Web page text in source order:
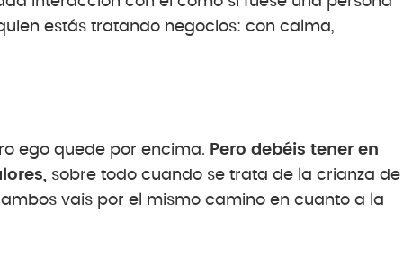
estás tratando negocios: con calma,
ego quede por encima. Pero debéis tener en
sobre todo cuando se trata de la crianza de
vais por el mismo camino en cuanto a la